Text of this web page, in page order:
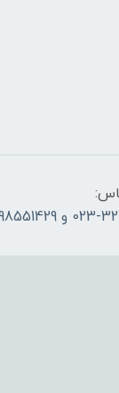
09198551429